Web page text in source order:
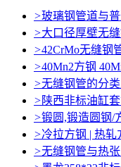
>玻璃钢管道与
>大口径厚壁无
>42CrMo无缝钢
>40Mn2方钢
>无缝钢管的分
>陕西非标油缸
>锻圆,锻造圆钢/
>冷拉方钢 | 热轧
>无缝钢管与热